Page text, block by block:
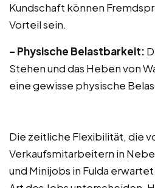
Kundschaft können
Vorteil sein.
– Physische Belastbarkeit:
Stehen und das Heben von
eine gewisse physische
Die zeitliche Flexibilität, die
Verkaufsmitarbeitern in
und Minijobs in Fulda